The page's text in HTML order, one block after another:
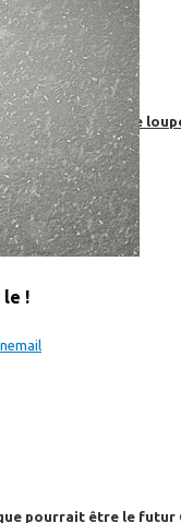
un chien mais se
pourrait être le futur
le !
email